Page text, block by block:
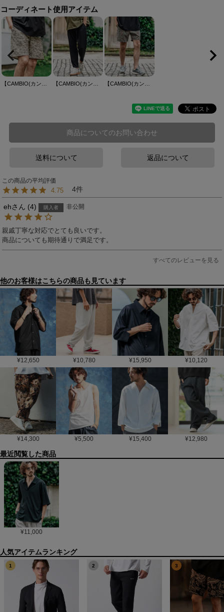
コーディネート使用アイテム
商品についてのお問い合わせ
送料について 返品について
4.75 4
eh 4 購入者 非公開
親戚丁寧な対応でとても良いです。
商品についても期待通りで満足です。
すべてのレビューを見る
他のお客様はこちらの商品も見ています
¥12,650 ¥10,780 ¥15,950 ¥10,120
¥14,300 ¥5,500 ¥15,400 ¥12,980
最近閲覧した商品
¥11,000
1 2 3